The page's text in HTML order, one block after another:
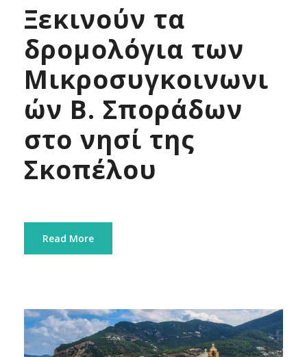
Ξεκινούν τα
δρομολόγια των
Μικροσυγκοινωνι
ών Β. Σποράδων
στο νησί της
Σκοπέλου
Read More